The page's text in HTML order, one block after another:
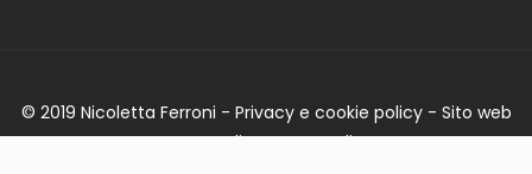
© 2019 Nicoletta Ferroni - Privacy e cookie policy- Sito web
a cura diMocart Studio